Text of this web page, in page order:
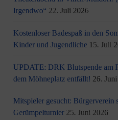
Irgendwo“ 22. Juli 2026
Kostenloser Badespaß in den
Kinder und Jugendliche 15. Juli
UPDATE: DRK Blutspende am
dem Möhneplatz entfällt! 26.
Mitspieler gesucht: Bürgerverein
Gerümpelturnier 25. Juni 2026